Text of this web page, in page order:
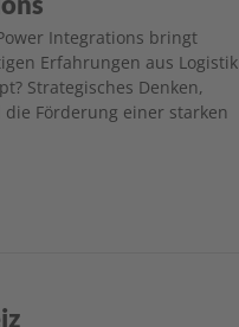
Integrations bringt
Erfahrungen aus Logistik
Strategisches Denken,
Förderung einer starken